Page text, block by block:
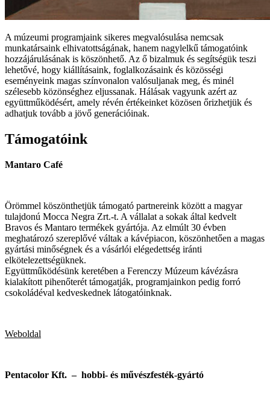
A múzeumi programjaink sikeres megvalósulása nemcsak
munkatársaink elhivatottságának, hanem nagylelkű támogatóink
hozzájárulásának is köszönhető. Az ő bizalmuk és segítségük teszi
lehetővé, hogy kiállításaink, foglalkozásaink és közösségi
eseményeink magas színvonalon valósuljanak meg, és minél
szélesebb közönséghez eljussanak. Hálásak vagyunk azért az
együttműködésért, amely révén értékeinket közösen őrizhetjük és
adhatjuk tovább a jövő generációinak.
Támogatóink
Mantaro Café
Örömmel köszönthetjük támogató partnereink között a magyar
tulajdonú Mocca Negra Zrt.-t. A vállalat a sokak által kedvelt
Bravos és Mantaro termékek gyártója. Az elmúlt 30 évben
meghatározó szereplővé váltak a kávépiacon, köszönhetően a magas
gyártási minőségnek és a vásárlói elégedettség iránti
elkötelezettségüknek.
Együttműködésünk keretében a Ferenczy Múzeum kávézásra
kialakított pihenőterét támogatják, programjainkon pedig forró
csokoládéval kedveskednek látogatóinknak.
Weboldal
Pentacolor Kft. – hobbi- és művészfesték-gyártó